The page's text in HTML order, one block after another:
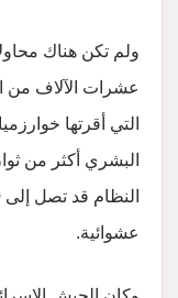
ولم تكن هناك
عشرات الآلاف من
التي أقرتها
البشري أكثر من
عشوائية.